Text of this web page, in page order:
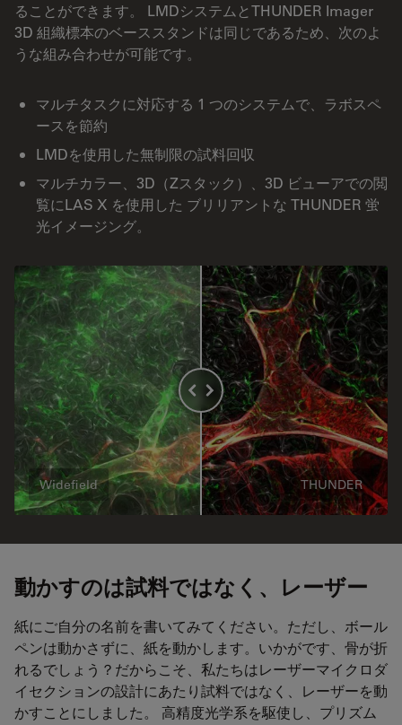
ることができます。 LMDシステムとTHUNDER Imager
3D 組織標本のベーススタンドは同じであるため、次のよ
うな組み合わせが可能です。
マルチタスクに対応する 1 つのシステムで、ラボスペ
ースを節約
LMDを使用した無制限の試料回収
マルチカラー、3D（Zスタック）、3D ビューアでの閲
覧にLAS X を使用した ブリリアントな THUNDER 蛍
光イメージング。
Widefield THUNDER
動かすのは試料ではなく、レーザー
紙にご自分の名前を書いてみてください。ただし、ボール
ペンは動かさずに、紙を動かします。いかがです、骨が折
れるでしょう？だからこそ、私たちはレーザーマイクロダ
イセクションの設計にあたり試料ではなく、レーザーを動
かすことにしました。 高精度光学系を駆使し、プリズム